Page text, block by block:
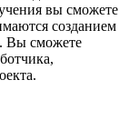
вы сможете
созданием
Вы сможете